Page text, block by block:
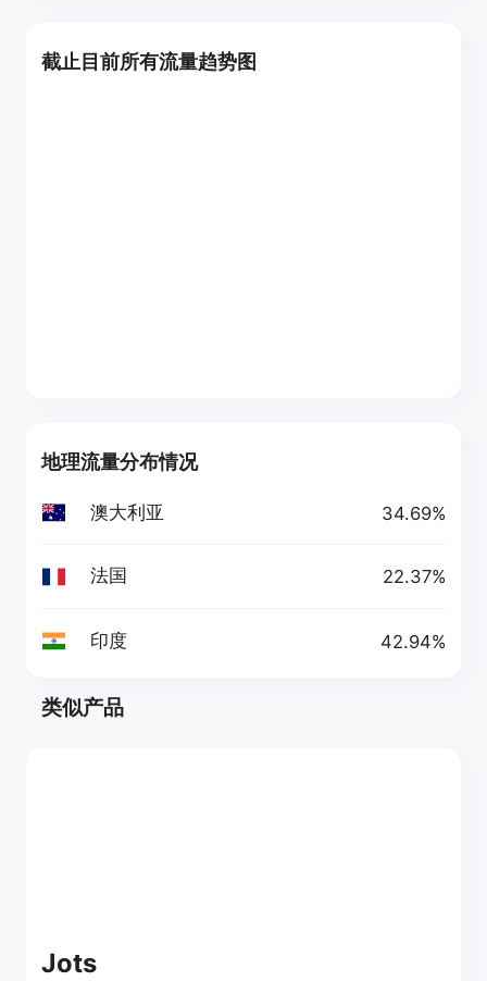
截止目前所有流量趋势图
地理流量分布情况
澳大利亚 34.69%
法国 22.37%
印度 42.94%
类似产品
Jots